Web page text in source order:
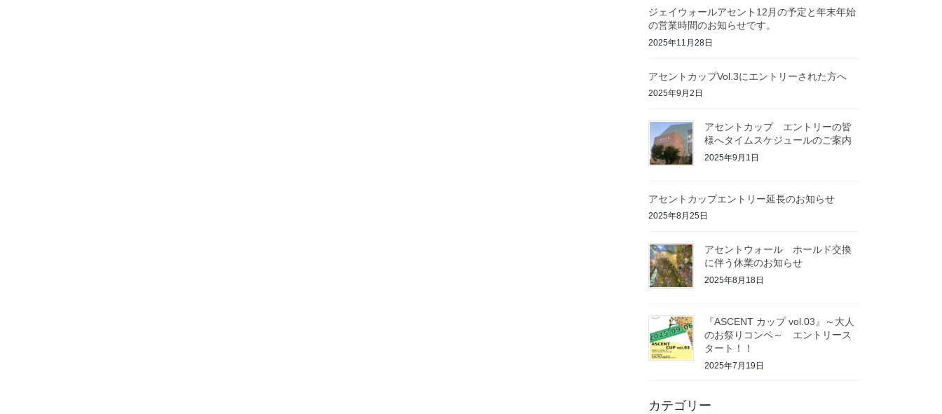
ジェイウォールアセント12月の予定と年末年始
の営業時間のお知らせです。
2025年11月28日
アセントカップVol.3にエントリーされた方へ
2025年9月2日
アセントカップ エントリーの皆
様へタイムスケジュールのご案内
2025年9月1日
アセントカップエントリー延長のお知らせ
2025年8月25日
アセントウォール ホールド交換
に伴う休業のお知らせ
2025年8月18日
『ASCENT カップ vol.03』～大人
のお祭りコンペ～ エントリース
タート！！
2025年7月19日
カテゴリー